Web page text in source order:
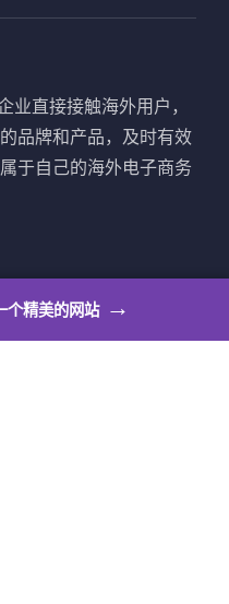
个精美的网站→
业直接接触海外用户，
品牌和产品，及时有效
于自己的海外电子商务